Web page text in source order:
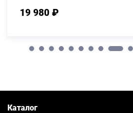
19 980 ₽
Каталог